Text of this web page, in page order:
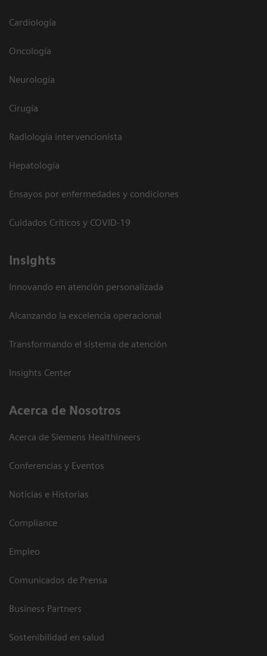
Cardiología
Oncología
Neurología
Cirugía
Radiología intervencionista
Hepatología
Ensayos por enfermedades y condiciones
Cuidados Críticos y COVID-19
Insights
Innovando en atención personalizada
Alcanzando la excelencia operacional
Transformando el sistema de atención
Insights Center
Acerca de Nosotros
Acerca de Siemens Healthineers
Conferencias y Eventos
Noticias e Historias
Compliance
Empleo
Comunicados de Prensa
Business Partners
Sostenibilidad en salud